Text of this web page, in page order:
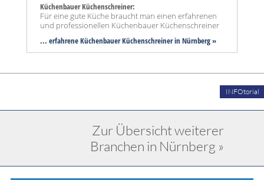
Küchenbauer Küchenschreiner:
Für eine gute Küche braucht man einen erfahrenen
und professionellen Küchenbauer Küchenschreiner
... erfahrene Küchenbauer Küchenschreiner in Nürnberg »
INFOtorial
Zur Übersicht weiterer
Branchen in Nürnberg »